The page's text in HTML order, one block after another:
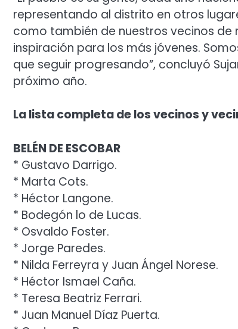
representando al distrito en otros
como también de nuestros vecinos
inspiración para los más jóvenes.
que seguir progresando”, concluyó
próximo año.
La lista completa de los vecinos y
BELÉN DE ESCOBAR
* Gustavo Darrigo.
* Marta Cots.
* Héctor Langone.
* Bodegón lo de Lucas.
* Osvaldo Foster.
* Jorge Paredes.
* Nilda Ferreyra y Juan Ángel Norese.
* Héctor Ismael Caña.
* Teresa Beatriz Ferrari.
* Juan Manuel Díaz Puerta.